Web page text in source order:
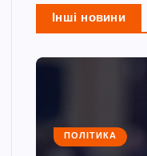
Інші новини
ПОЛІТИКА